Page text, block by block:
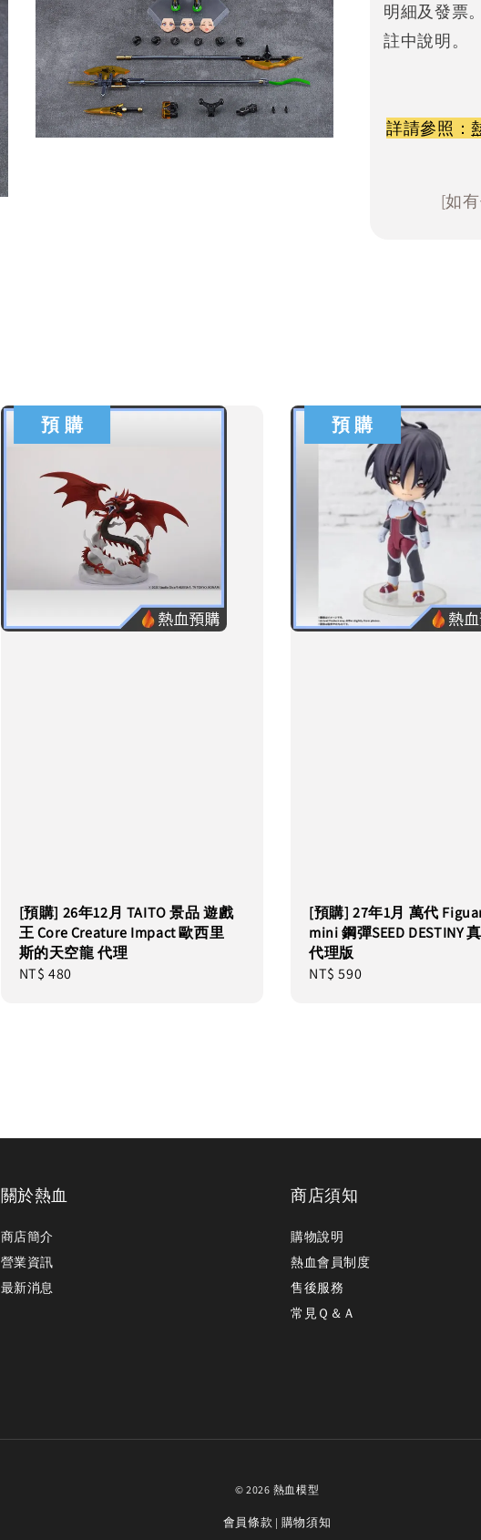
明細及發票
註中說明。
詳請參照：
[如
預 購
[預購] 26年12月 TAITO 景品 遊戲
王 Core Creature Impact 歐西里
斯的天空龍 代理
Regular
NT$ 480
預 購
[預購] 27年1月 萬代
mini 鋼彈SEED DESTINY
代理版
Regular
NT$ 590
關於熱血
商店簡介
營業資訊
最新消息
商店須知
購物說明
熱血會員制度
售後服務
常見Ｑ＆Ａ
© 2026 熱血模型
會員條款 | 購物須知